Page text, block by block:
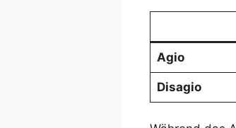
Agio
Disagio